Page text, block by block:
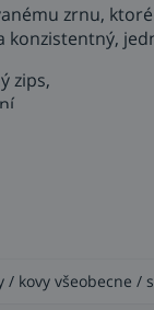
zrnu,
zips,
zmenám
kovy všeobecne /